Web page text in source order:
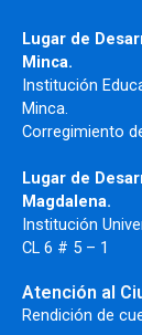
Lugar de
Minca.
Institución
Minca.
Corregimiento
Lugar de
Magdalena.
Institución
CL 6 # 5 – 1
Atención al
Rendición de